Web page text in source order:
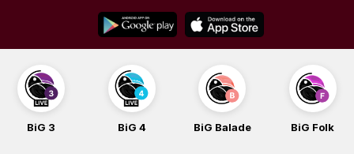
content
BiG 3 BiG 4 BiG Balade BiG Folk